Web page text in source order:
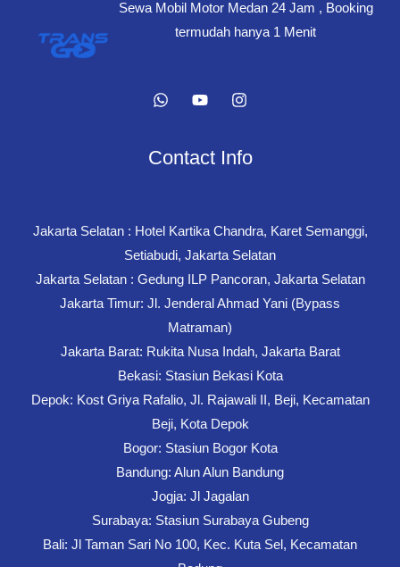
Sewa Mobil Motor Medan 24 Jam , Booking
termudah hanya 1 Menit
Contact Info
Jakarta Selatan : Hotel Kartika Chandra, Karet Semanggi,
Setiabudi, Jakarta Selatan
Jakarta Selatan : Gedung ILP Pancoran, Jakarta Selatan
Jakarta Timur: Jl. Jenderal Ahmad Yani (Bypass
Matraman)
Jakarta Barat: Rukita Nusa Indah, Jakarta Barat
Bekasi: Stasiun Bekasi Kota
Depok: Kost Griya Rafalio, Jl. Rajawali II, Beji, Kecamatan
Beji, Kota Depok
Bogor: Stasiun Bogor Kota
Bandung: Alun Alun Bandung
Jogja: Jl Jagalan
Surabaya: Stasiun Surabaya Gubeng
Bali: Jl Taman Sari No 100, Kec. Kuta Sel, Kecamatan